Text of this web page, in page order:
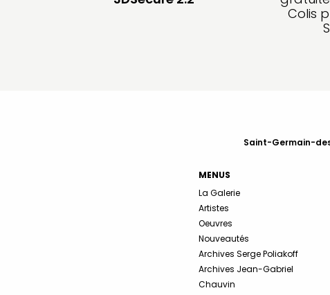
Colis
Saint-Germain-
MENUS
La Galerie
Artistes
Oeuvres
Nouveautés
Archives Serge Poliakoff
Archives Jean-Gabriel
Chauvin